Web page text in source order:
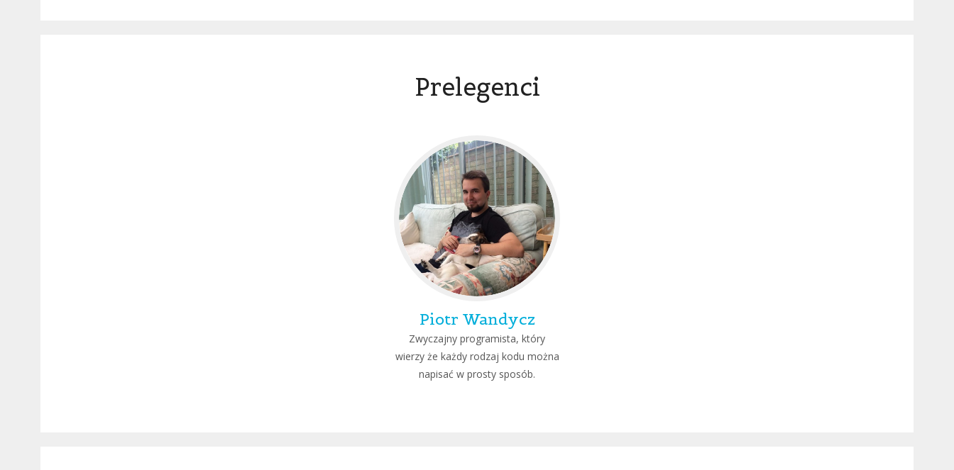
Prelegenci
Piotr Wandycz
Zwyczajny programista, który
wierzy że każdy rodzaj kodu można
napisać w prosty sposób.